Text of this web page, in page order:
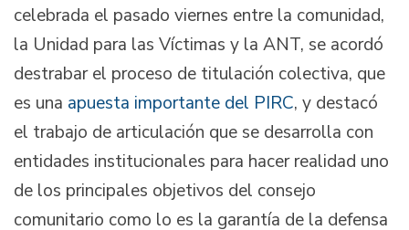
celebrada el pasado viernes entre la comunidad,
la Unidad para las Víctimas y la ANT, se acordó
destrabar el proceso de titulación colectiva, que
es una apuesta importante del PIRC, y destacó
el trabajo de articulación que se desarrolla con
entidades institucionales para hacer realidad uno
de los principales objetivos del consejo
comunitario como lo es la garantía de la defensa